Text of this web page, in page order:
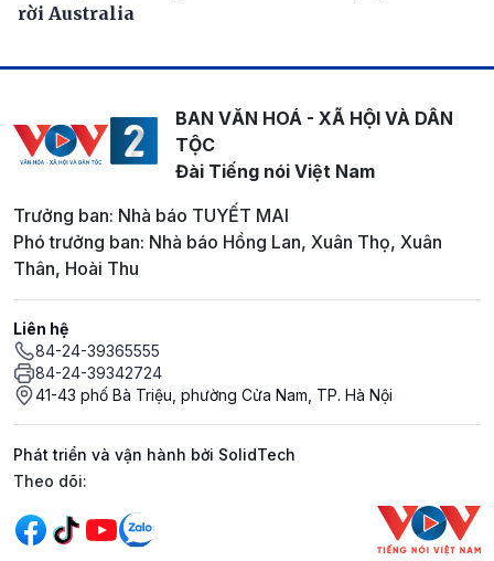
rời Australia
BAN VĂN HOÁ - XÃ HỘI VÀ DÂN
TỘC
Đài Tiếng nói Việt Nam
Trưởng ban: Nhà báo TUYẾT MAI
Phó trưởng ban: Nhà báo Hồng Lan, Xuân Thọ, Xuân
Thân, Hoài Thu
Liên hệ
84-24-39365555
84-24-39342724
41-43 phố Bà Triệu, phường Cửa Nam, TP. Hà Nội
Phát triển và vận hành bởi SolidTech
Mạng xã hội
Theo dõi: